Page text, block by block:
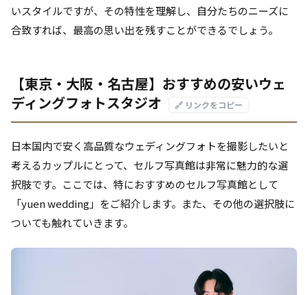
いスタイルですが、その特性を理解し、自分たちのニーズに
合致すれば、最高の思い出を残すことができるでしょう。
【東京・大阪・名古屋】おすすめの安いウェ
ディングフォトスタジオ
🔗 リンクをコピー
日本国内で安く高品質なウェディングフォトを撮影したいと
考えるカップルにとって、セルフ写真館は非常に魅力的な選
択肢です。ここでは、特におすすめのセルフ写真館として
「yuen wedding」をご紹介します。また、その他の選択肢に
ついても触れていきます。